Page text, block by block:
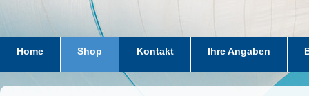
Home Shop Kontakt Ihre Angaben